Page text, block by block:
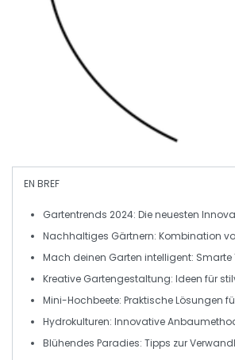
EN BREF
Gartentrends 2024: Die neuesten
Nachhaltiges Gärtnern: Kombination
Mach deinen Garten intelligent: Smarte
Kreative Gartengestaltung: Ideen für
Mini-Hochbeete: Praktische Lösungen
Hydrokulturen: Innovative
Blühendes Paradies: Tipps zur